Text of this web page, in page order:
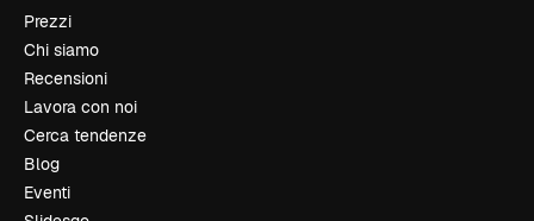
Prezzi
Chi siamo
Recensioni
Lavora con noi
Cerca tendenze
Blog
Eventi